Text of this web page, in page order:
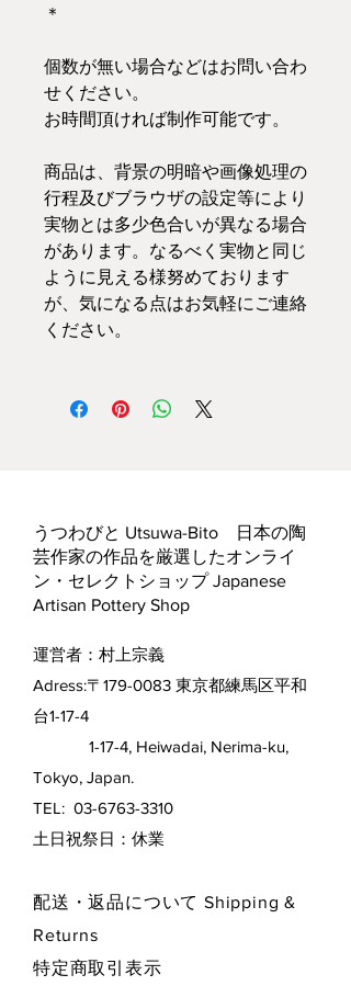
＊
個数が無い場合などはお問い合わ
せください。
お時間頂ければ制作可能です。
商品は、背景の明暗や画像処理の
行程及びブラウザの設定等により
実物とは多少色合いが異なる場合
があります。なるべく実物と同じ
ように見える様努めております
が、気になる点はお気軽にご連絡
ください。
うつわびと Utsuwa-Bito 日本の陶
芸作家の作品を厳選したオンライ
ン・セレクトショップ Japanese
Artisan Pottery Shop
運営者：村上宗義
Adress:〒179-0083 東京都練馬区平和
台1-17-4
1-17-4, Heiwadai, Nerima-ku,
Tokyo, Japan.
TEL: 03-6763-3310
​土日祝祭日：休業
配送・返品について Shipping &
Returns
特定商取引表示